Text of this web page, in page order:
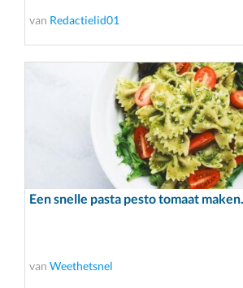
van Redactielid01
Een snelle pasta pesto tomaat maken.
van Weethetsnel